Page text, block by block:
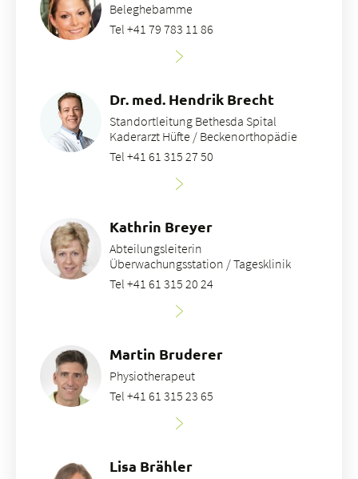
Beleghebamme
Tel +41 79 783 11 86
Dr. med. Hendrik Brecht
Standortleitung Bethesda Spital
Kaderarzt Hüfte / Beckenorthopädie
Tel +41 61 315 27 50
Kathrin Breyer
Abteilungsleiterin
Überwachungsstation / Tagesklinik
Tel +41 61 315 20 24
Martin Bruderer
Physiotherapeut
Tel +41 61 315 23 65
Lisa Brähler